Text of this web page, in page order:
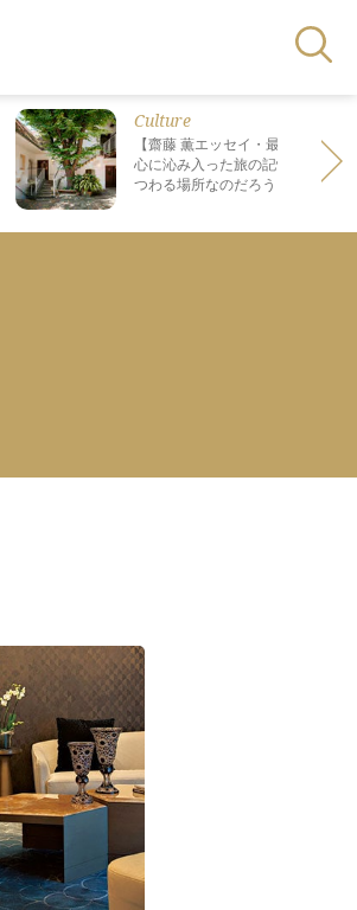
Culture
【齋藤 薫エッセイ・最終回】 最
心に沁み入った旅の記憶は なぜ“死
つわる場所なのだろう？